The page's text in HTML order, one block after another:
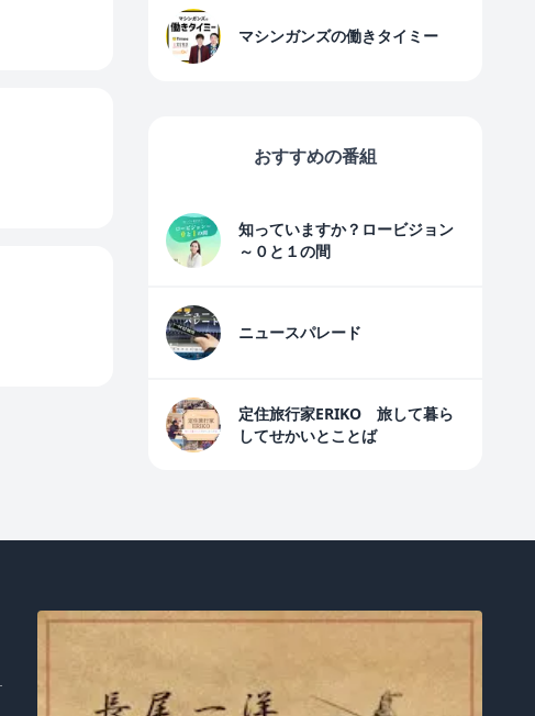
マシンガンズの働きタイミー
おすすめの番組
知っていますか？ロービジョン
～０と１の間
ニュースパレード
定住旅行家ERIKO 旅して暮ら
してせかいとことば